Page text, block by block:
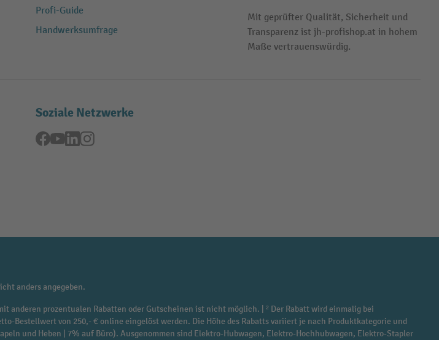
Profi-Guide
Handwerksumfrage
Mit geprüfter Qualität, Sicherheit und
Transparenz ist jh-profishop.at in hohem
Maße vertrauenswürdig.
Soziale Netzwerke
Facebook
YouTubeLinkedInInstagram
anders angegeben.
anderen prozentualen Rabatten oder Gutscheinen ist nicht möglich. | ² Der Rabatt wird einmalig bei
Bestellwert von 250,- € online eingelöst werden. Die Höhe des Rabatts variiert je nach Produktkategorie und
und Heben | 7% auf Büro). Ausgenommen sind Elektro-Hubwagen, Elektro-Hochhubwagen, Elektro-Stapler